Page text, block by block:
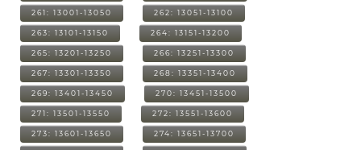
261: 13001-13050 262: 13051-13100
263: 13101-13150 264: 13151-13200
265: 13201-13250 266: 13251-13300
267: 13301-13350 268: 13351-13400
269: 13401-13450 270: 13451-13500
271: 13501-13550 272: 13551-13600
273: 13601-13650 274: 13651-13700